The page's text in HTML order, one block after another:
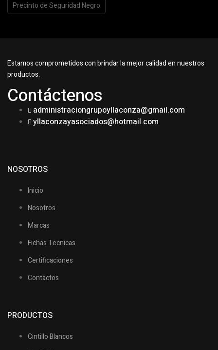
Precinto de Seguridad Negro
Estamos comprometidos con brindar la mejor calidad en nuestros
productos.
Contáctenos
administraciongrupoyllaconza@gmail.com
yllaconzayasociados@hotmail.com
NOSOTROS
Inicio
Nosotros
Marcas
Fichas Tecnicas
Certificaciones
Contactos
PRODUCTOS
Cintillo Blancos